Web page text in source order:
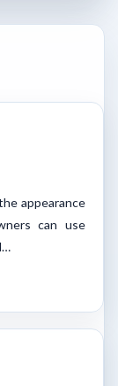
appearance
can use